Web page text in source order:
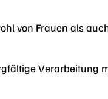
von Frauen als
Verarbeitung